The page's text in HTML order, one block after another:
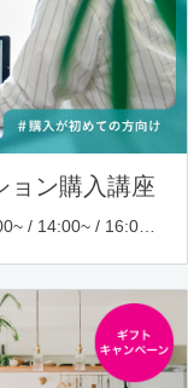
ョン購入講座